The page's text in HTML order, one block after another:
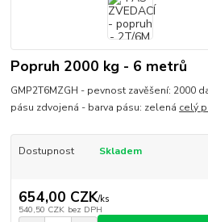
Popruh 2000 kg - 6 metrů
GMP2T6MZGH - pevnost zavěšení: 2000
pásu zdvojená - barva pásu: zelená celý
Dostupnost Skladem
654,00 CZK/ks
540,50 CZK bez DPH